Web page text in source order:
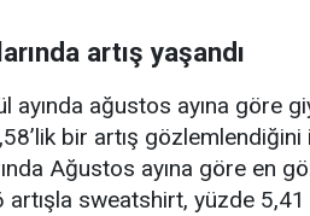
artış yaşandı
ayında ağustos ayına göre
bir artış gözlemlendiğini
Ağustos ayına göre en
sweatshirt, yüzde 5,41